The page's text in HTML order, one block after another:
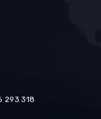
293 318